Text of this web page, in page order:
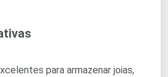
para armazenar joias,